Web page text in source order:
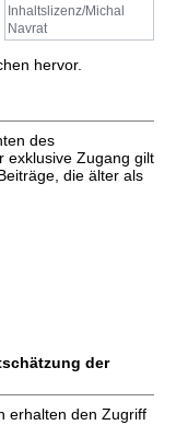
Inhaltslizenz/Michal
Navrat
hervor.
des
exklusive Zugang gilt
die älter als
der
erhalten den Zugriff